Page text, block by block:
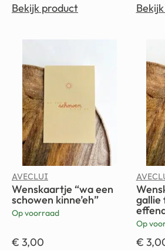
Bekijk product
AVECLUI
Wenskaartje “wa een
schowen kinne’eh”
Op voorraad
€ 3,00
gallie
Op
€